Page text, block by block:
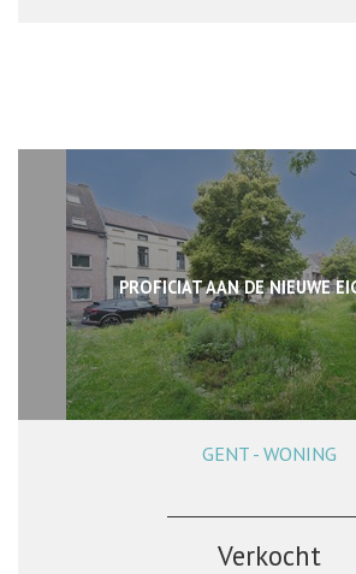
PROFICIAT AAN DE NIEUWE
72 m² 2
GENT - WONING
Verkocht